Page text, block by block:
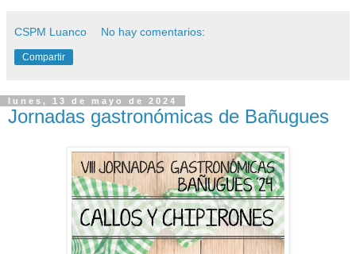
CSPM Luanco No hay comentarios:
Compartir
lunes, 13 de mayo de 2024
Jornadas gastronómicas de Bañugues